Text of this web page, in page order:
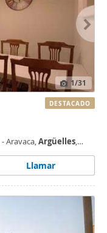
1/31
- Aravaca,Argüelles,
Llamar
DESTACADO